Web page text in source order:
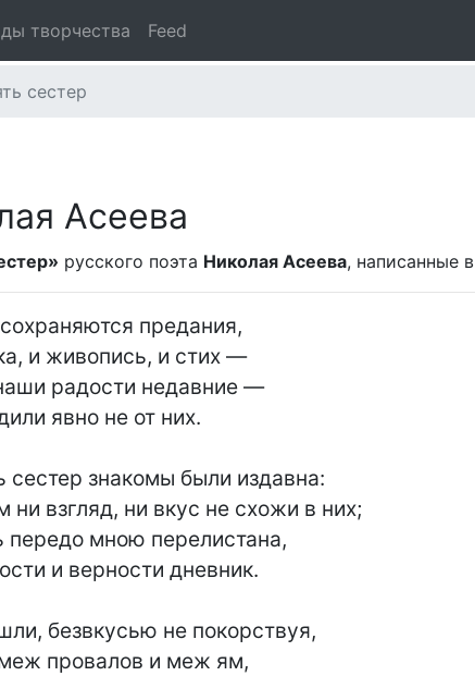
творчества Feed
сестер
Асеева
русского поэта Николая Асеева, написанные в
предания,
и живопись, и стих —
радости недавние —
явно не от них.
сестер знакомы были издавна:
ни взгляд, ни вкус не схожи в них;
передо мною перелистана,
и верности дневник.
безвкусью не покорствуя,
провалов и меж ям,